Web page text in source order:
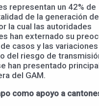
representan un 42% de
de la generación
la cual las autoridades
han externado su
casos y las
del riesgo de
han presentado
del GAM.
como apoyo a